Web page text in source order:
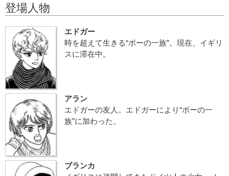
登場人物
エドガー
時を超えて生きる“ポーの一族”。現在、イギリ
スに滞在中。
アラン
エドガーの友人。エドガーにより“ポーの一
族”に加わった。
ブランカ